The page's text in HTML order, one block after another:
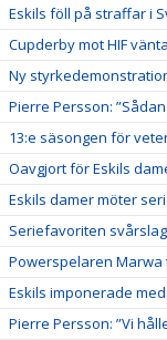
Eskils föll på straffar i
Cupderby mot HIF
Ny
Pierre Persson:
13:e säsongen för
Oavgjort för Eskils
Eskils damer möter
Seriefavoriten
Powerspelaren Marwa
Eskils imponerade
Pierre Persson: ”Vi